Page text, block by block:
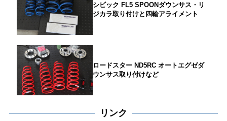
シビック FL5 SPOONダウンサス・リ
ジカラ取り付けと四輪アライメント
ロードスター ND5RC オートエグゼダ
ウンサス取り付けなど
リンク